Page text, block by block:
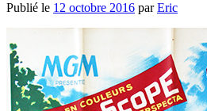
Publié le 12 octobre 2016 parEric